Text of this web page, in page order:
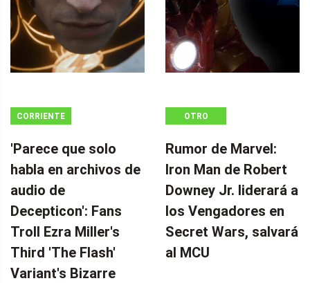
CORRIENTE
'Parece que solo
habla en archivos de
audio de
Decepticon': Fans
Troll Ezra Miller's
Third 'The Flash'
Variant's Bizarre
OTRO
Rumor de Marvel:
Iron Man de Robert
Downey Jr. liderará a
los Vengadores en
Secret Wars, salvará
al MCU